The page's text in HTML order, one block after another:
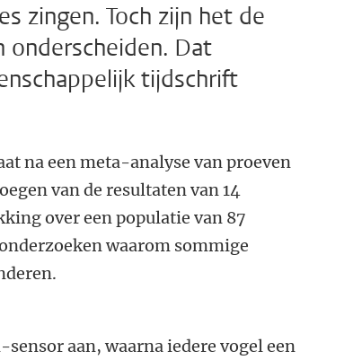
zingen. Toch zijn het de
Dat
tijdschrift
na een meta-analyse van proeven
van de resultaten van 14
over een populatie van 87
waarom sommige
aan, waarna iedere vogel een